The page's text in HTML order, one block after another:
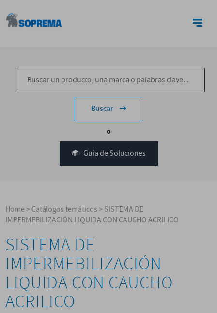
Buscar
o
Guía de Soluciones
Home>Catálogos temáticos>SISTEMA DE
IMPERMEBILIZACIÓN LIQUIDA CON CAUCHO ACRILICO
SISTEMA DE
IMPERMEBILIZACIÓN
LIQUIDA CON CAUCHO
ACRILICO